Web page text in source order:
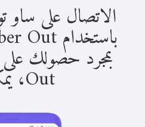
الاتصال على ساو
باستخدام Viber Out سهل للغاية.
Out، يمكنك: